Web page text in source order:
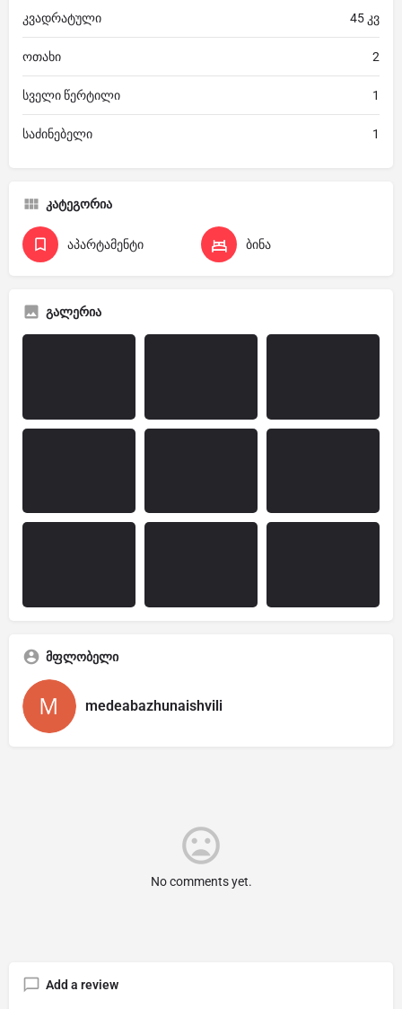
კვადრატული 45 კვ
ოთახი 2
სველი წერტილი 1
საძინებელი 1
კატეგორია
აპარტამენტი ბინა
გალერია
მფლობელი
medeabazhunaishvili
No comments yet.
Add a review